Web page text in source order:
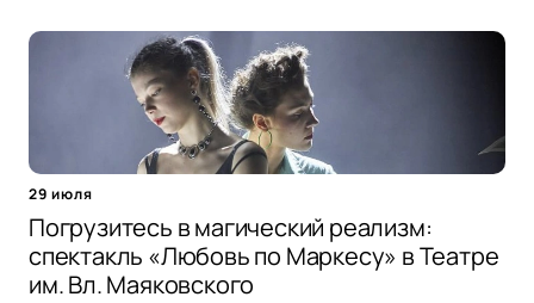
29 июля
Погрузитесь в магический реализм:
спектакль «Любовь по Маркесу» в Театре
им. Вл. Маяковского